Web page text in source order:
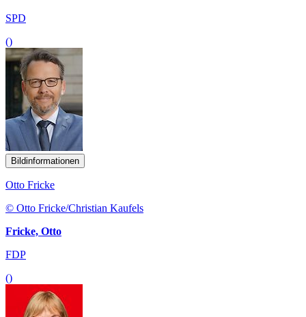
SPD
()
Bildinformationen
Otto Fricke
© Otto Fricke/Christian Kaufels
Fricke, Otto
FDP
()